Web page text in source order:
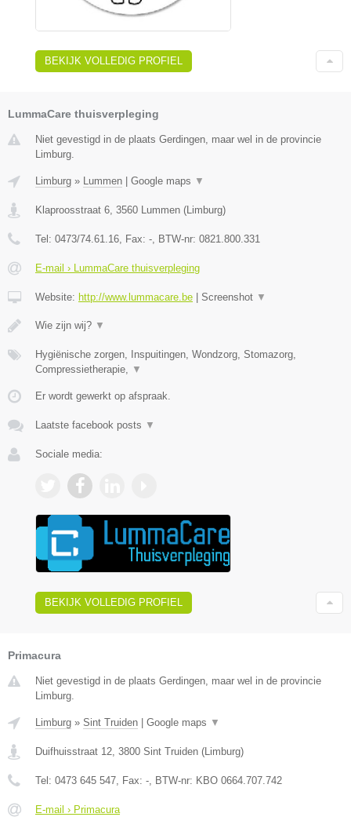
BEKIJK VOLLEDIG PROFIEL
LummaCare thuisverpleging
Niet gevestigd in de plaats Gerdingen, maar wel in de provincie
Limburg.
Limburg » Lummen Google maps ▼
Klaproosstraat 6, 3560 Lummen (Limburg)
Tel: 0473/74.61.16, Fax: -, BTW-nr: 0821.800.331
E-mail › LummaCare thuisverpleging
Website: http://www.lummacare.be Screenshot ▼
Wie zijn wij? ▼
Hygiënische zorgen, Inspuitingen, Wondzorg, Stomazorg,
Compressietherapie, ▼
Er wordt gewerkt op afspraak.
Laatste facebook posts ▼
Sociale media:
BEKIJK VOLLEDIG PROFIEL
Primacura
Niet gevestigd in de plaats Gerdingen, maar wel in de provincie
Limburg.
Limburg » Sint Truiden Google maps ▼
Duifhuisstraat 12, 3800 Sint Truiden (Limburg)
Tel: 0473 645 547, Fax: -, BTW-nr: KBO 0664.707.742
E-mail › Primacura